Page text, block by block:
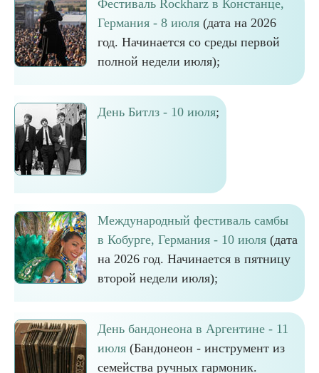
Фестиваль Rockharz в Констанце,
Германия - 8 июля (дата на 2026
год. Начинается со среды первой
полной недели июля);
День Битлз - 10 июля;
Международный фестиваль самбы
в Кобурге, Германия - 10 июля (дата
на 2026 год. Начинается в пятницу
второй недели июля);
День бандонеона в Аргентине - 11
июля (Бандонеон - инструмент из
семейства ручных гармоник.